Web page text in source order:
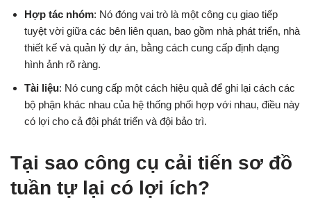
Hợp tác nhóm: Nó đóng vai trò là một công cụ giao tiếp
tuyệt vời giữa các bên liên quan, bao gồm nhà phát triển, nhà
thiết kế và quản lý dự án, bằng cách cung cấp định dạng
hình ảnh rõ ràng.
Tài liệu: Nó cung cấp một cách hiệu quả để ghi lại cách các
bộ phận khác nhau của hệ thống phối hợp với nhau, điều này
có lợi cho cả đội phát triển và đội bảo trì.
Tại sao công cụ cải tiến sơ đồ
tuần tự lại có lợi ích?